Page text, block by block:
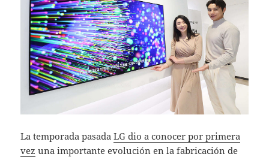
La temporada pasadaLG dio a conocer por primera
vez una importante evolución en la fabricación de